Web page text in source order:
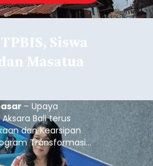
Siswa
Masatua
– Upaya
Bali terus
dan Kearsipan
Transformasi
Sosial (TPBIS).